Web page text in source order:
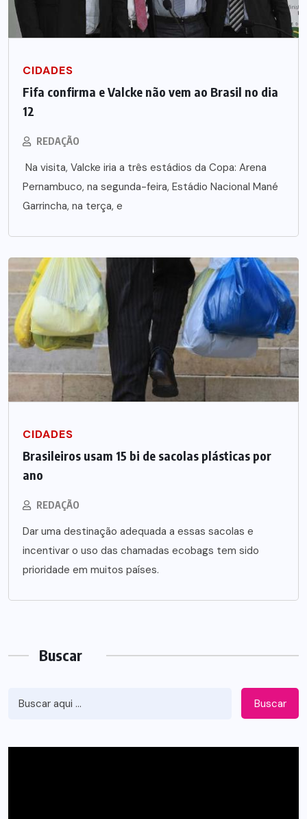
CIDADES
Fifa confirma e Valcke não vem ao Brasil no dia
12
REDAÇÃO
Na visita, Valcke iria a três estádios da Copa: Arena
Pernambuco, na segunda-feira, Estádio Nacional Mané
Garrincha, na terça, e
CIDADES
Brasileiros usam 15 bi de sacolas plásticas por
ano
REDAÇÃO
Dar uma destinação adequada a essas sacolas e
incentivar o uso das chamadas ecobags tem sido
prioridade em muitos países.
Buscar
Buscar